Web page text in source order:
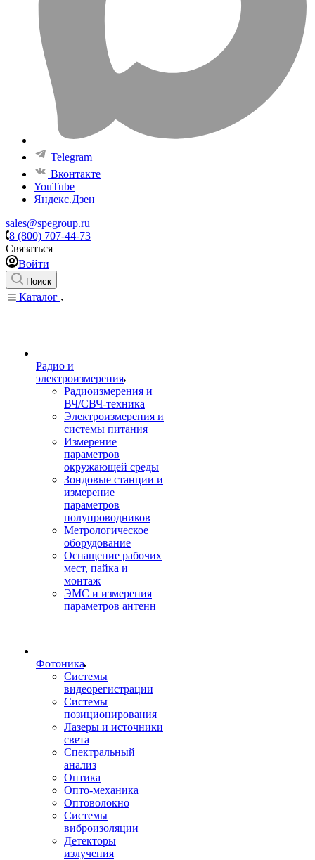
Telegram
Вконтакте
YouTube
Яндекс.Дзен
sales@spegroup.ru
8 (800) 707-44-73
Связаться
Войти
Поиск
Каталог
Радио и
электроизмерения
Радиоизмерения и
ВЧ/СВЧ-техника
Электроизмерения и
системы питания
Измерение
параметров
окружающей среды
Зондовые станции и
измерение
параметров
полупроводников
Метрологическое
оборудование
Оснащение рабочих
мест, пайка и
монтаж
ЭМС и измерения
параметров антенн
Фотоника
Cистемы
видеорегистрации
Системы
позиционирования
Лазеры и источники
света
Спектральный
анализ
Оптика
Опто-механика
Оптоволокно
Системы
виброизоляции
Детекторы
излучения